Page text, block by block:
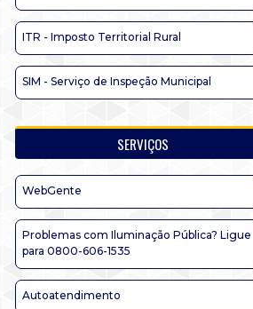
ITR - Imposto Territorial Rural
SIM - Serviço de Inspeção Municipal
SERVIÇOS
WebGente
Problemas com Iluminação Pública? Ligue
para 0800-606-1535
Autoatendimento